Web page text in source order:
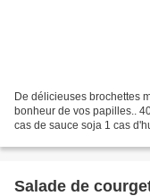
De délicieuses brochettes
bonheur de vos papilles..
cas de sauce soja 1 cas
Salade de